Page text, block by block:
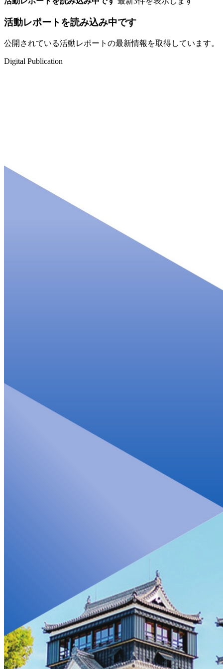
活動レポートを読み込み中です
公開されている活動レポートの最新情報を取得しています。
Digital Publication